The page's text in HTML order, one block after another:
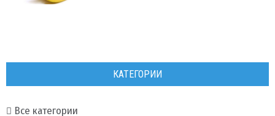
КАТЕГОРИИ
Все категории